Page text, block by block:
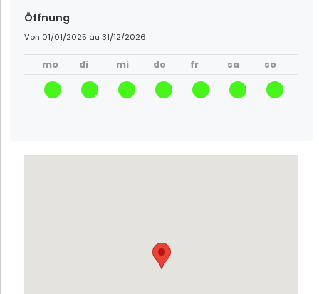
Öffnung
Von 01/01/2025 au 31/12/2026
mo di mi do fr sa so